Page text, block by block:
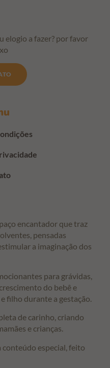
encantador que traz
pensadas
a imaginação dos
para grávidas,
do bebê e
filho durante a gestação.
de carinho, criando
e crianças.
conteúdo especial, feito
elogio a fazer? por favor